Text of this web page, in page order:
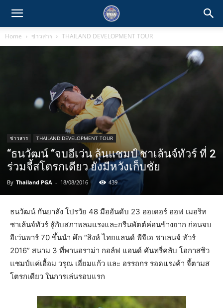
Home ข่าวสาร THAILAND DEVELOPMENT TOUR
ข่าวสาร THAILAND DEVELOPMENT TOUR
“ธนวัฒน์ “จบอีเว่น ลุ้นแชมป์ ชาเล้นจ์ทัวร์ ที่ 2
ร่วมจี้สโตรกเดียว ยังมีหวังเก็บชัย
By Thailand PGA - 18/08/2016 439
ธนวัฒน์ กันยาลัง โปรวัย 48 มืออันดับ 23 ออเดอร์ ออฟ เมอริท
ชาเล้นจ์ทัวร์ สู้กับสภาพลมแรงและกรีนพัตต์ค่อนข้างยาก ก่อนจบ
อีเว่นพาร์ 70 ขึ้นนำ ศึก “สิงห์ ไทยแลนด์ พีจีเอ ชาเลนจ์ ทัวร์
2016” สนาม 3 ที่พานอราม่า กอล์ฟ แอนด์ คันทรี่คลับ โอกาสซิว
แชมป์แค่เอื้อม วรุณ เอี่ยมแก้ว และ อรรถกร รอดแรงค้า จี้ตามส
โตรกเดียว ในการเล่นรอบแรก